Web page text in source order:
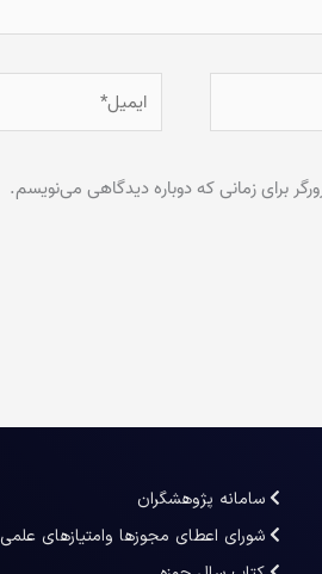
برای زمانی که دوباره دیدگاهی می‌نویسم.
سامانه پژوهشگران
شورای اعطای مجوزها وامتیازهای علمی